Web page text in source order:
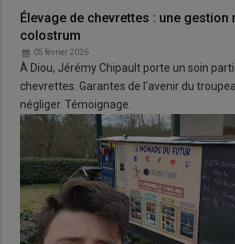
Élevage de chevrettes : une gestion
colostrum
05 février 2026
À Diou, Jérémy Chipault porte un soin
chevrettes. Garantes de l'avenir du
négliger. Témoignage.